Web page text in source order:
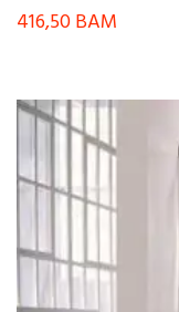
416,50BAM